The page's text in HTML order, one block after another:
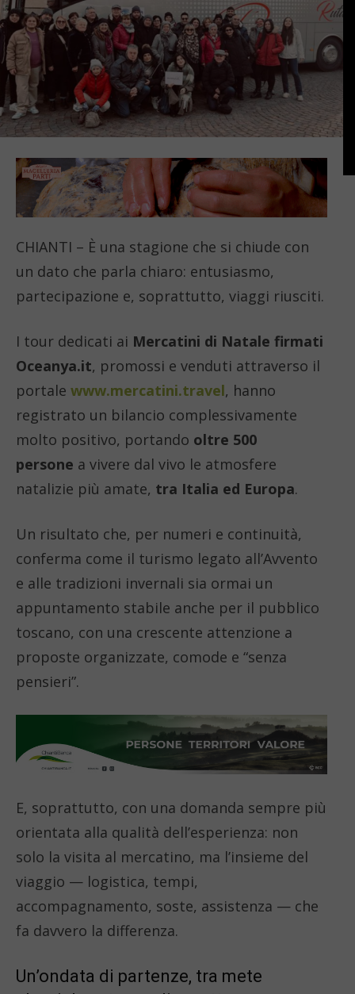
CHIANTI – È una stagione che si chiude con
un dato che parla chiaro: entusiasmo,
partecipazione e, soprattutto, viaggi riusciti.
I tour dedicati ai Mercatini di Natale firmati
Oceanya.it, promossi e venduti attraverso il
portale www.mercatini.travel, hanno
registrato un bilancio complessivamente
molto positivo, portando oltre 500
persone a vivere dal vivo le atmosfere
natalizie più amate, tra Italia ed Europa.
Un risultato che, per numeri e continuità,
conferma come il turismo legato all’Avvento
e alle tradizioni invernali sia ormai un
appuntamento stabile anche per il pubblico
toscano, con una crescente attenzione a
proposte organizzate, comode e “senza
pensieri”.
E, soprattutto, con una domanda sempre più
orientata alla qualità dell’esperienza: non
solo la visita al mercatino, ma l’insieme del
viaggio — logistica, tempi,
accompagnamento, soste, assistenza — che
fa davvero la differenza.
Un’ondata di partenze, tra mete